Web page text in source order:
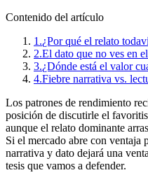
Contenido del artículo
1.¿Por qué el relato
2.El dato que no ves en
3.¿Dónde está el valor
4.Fiebre narrativa vs.
Los patrones de rendimiento
posición de discutirle el
aunque el relato dominante
Si el mercado abre con ventaja
narrativa y dato dejará una
tesis que vamos a defender.